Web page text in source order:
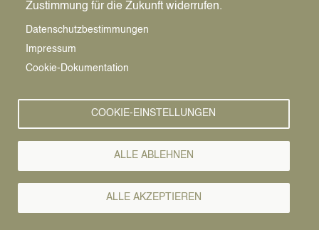
Wirtschafts-
News
01.02.2023
Erster
Gründer*innen-
Stammtisch Ost-
Zustimmung für die Zukunft widerrufen.
Datenschutzbestimmungen
Impressum
Cookie-Dokumentation
COOKIE-EINSTELLUNGEN
ALLE ABLEHNEN
ALLE AKZEPTIEREN